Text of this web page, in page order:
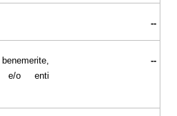
--
e/o enti
--